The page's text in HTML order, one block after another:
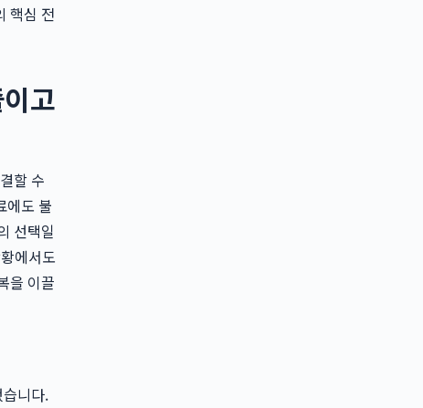
핵심 전
고
할 수
에도 불
선택일
에서도
을 이끌
니다.